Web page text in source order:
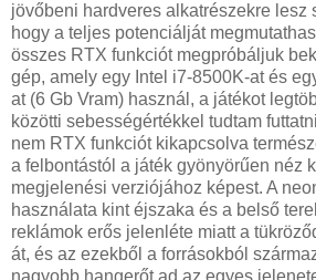
jövőbeni hardveres alkatrészekre lesz
hogy a teljes potenciálját
összes RTX funkciót megpróbáljuk
gép, amely egy Intel i7-8500K-at és
at (6 Gb Vram) használ, a játékot
közötti sebességértékkel tudtam
nem RTX funkciót kikapcsolva
a felbontástól a játék gyönyörűen néz
megjelenési verziójához képest. A
használata kint éjszaka és a belső
reklámok erős jelenléte miatt a
át, és az ezekből a forrásokból
nagyobb hangerőt ad az egyes